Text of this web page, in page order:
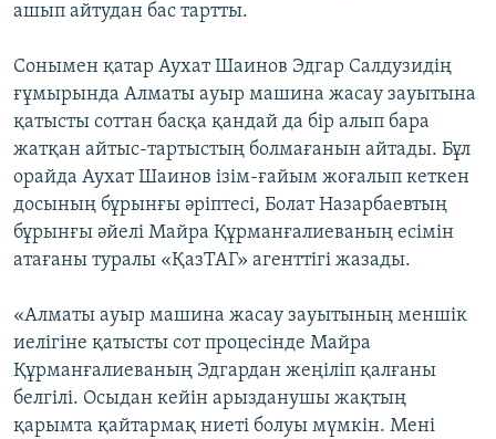
ашып айтудан бас тартты.
Сонымен қатар Аухат Шаинов Эдгар Салдузидің
ғұмырында Алматы ауыр машина жасау зауытына
қатысты соттан басқа қандай да бір алып бара
жатқан айтыс-тартыстың болмағанын айтады. Бұл
орайда Аухат Шаинов ізім-ғайым жоғалып кеткен
досының бұрынғы әріптесі, Болат Назарбаевтың
бұрынғы әйелі Майра Құрманғалиеваның есімін
атағаны туралы «ҚазТАГ» агенттігі жазады.
«Алматы ауыр машина жасау зауытының меншік
иелігіне қатысты сот процесінде Майра
Құрманғалиеваның Эдгардан жеңіліп қалғаны
белгілі. Осыдан кейін арызданушы жақтың
қарымта қайтармақ ниеті болуы мүмкін. Мені